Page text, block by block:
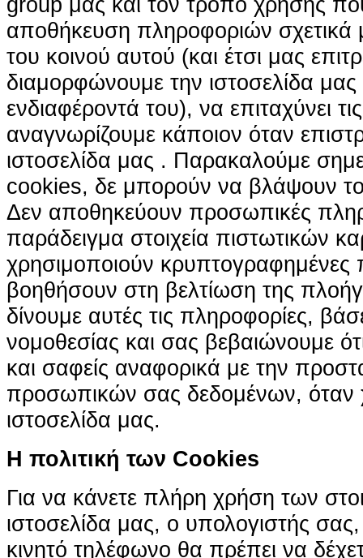
αποθήκευση πληροφοριών σχετικά
του κοινού αυτού (και έτσι μας
διαμορφώνουμε την ιστοσελίδα
ενδιαφέροντά του), να επιταχύνει
αναγνωρίζουμε κάποιον όταν
ιστοσελίδα μας . Παρακαλούμε
cookies, δε μπορούν να βλάψουν
Δεν αποθηκεύουν προσωπικές
παράδειγμα στοιχεία πιστωτικών
χρησιμοποιούν κρυπτογραφημένες
βοηθήσουν στη βελτίωση της
δίνουμε αυτές τις πληροφορίες,
νομοθεσίας και σας βεβαιώνουμε ότι
και σαφείς αναφορικά με την
προσωπικών σας δεδομένων, όταν
ιστοσελίδα μας.
H πολιτική των Cookies
Για να κάνετε πλήρη χρήση των
ιστοσελίδα μας, ο υπολογιστής
κινητό τηλέφωνο θα πρέπει να